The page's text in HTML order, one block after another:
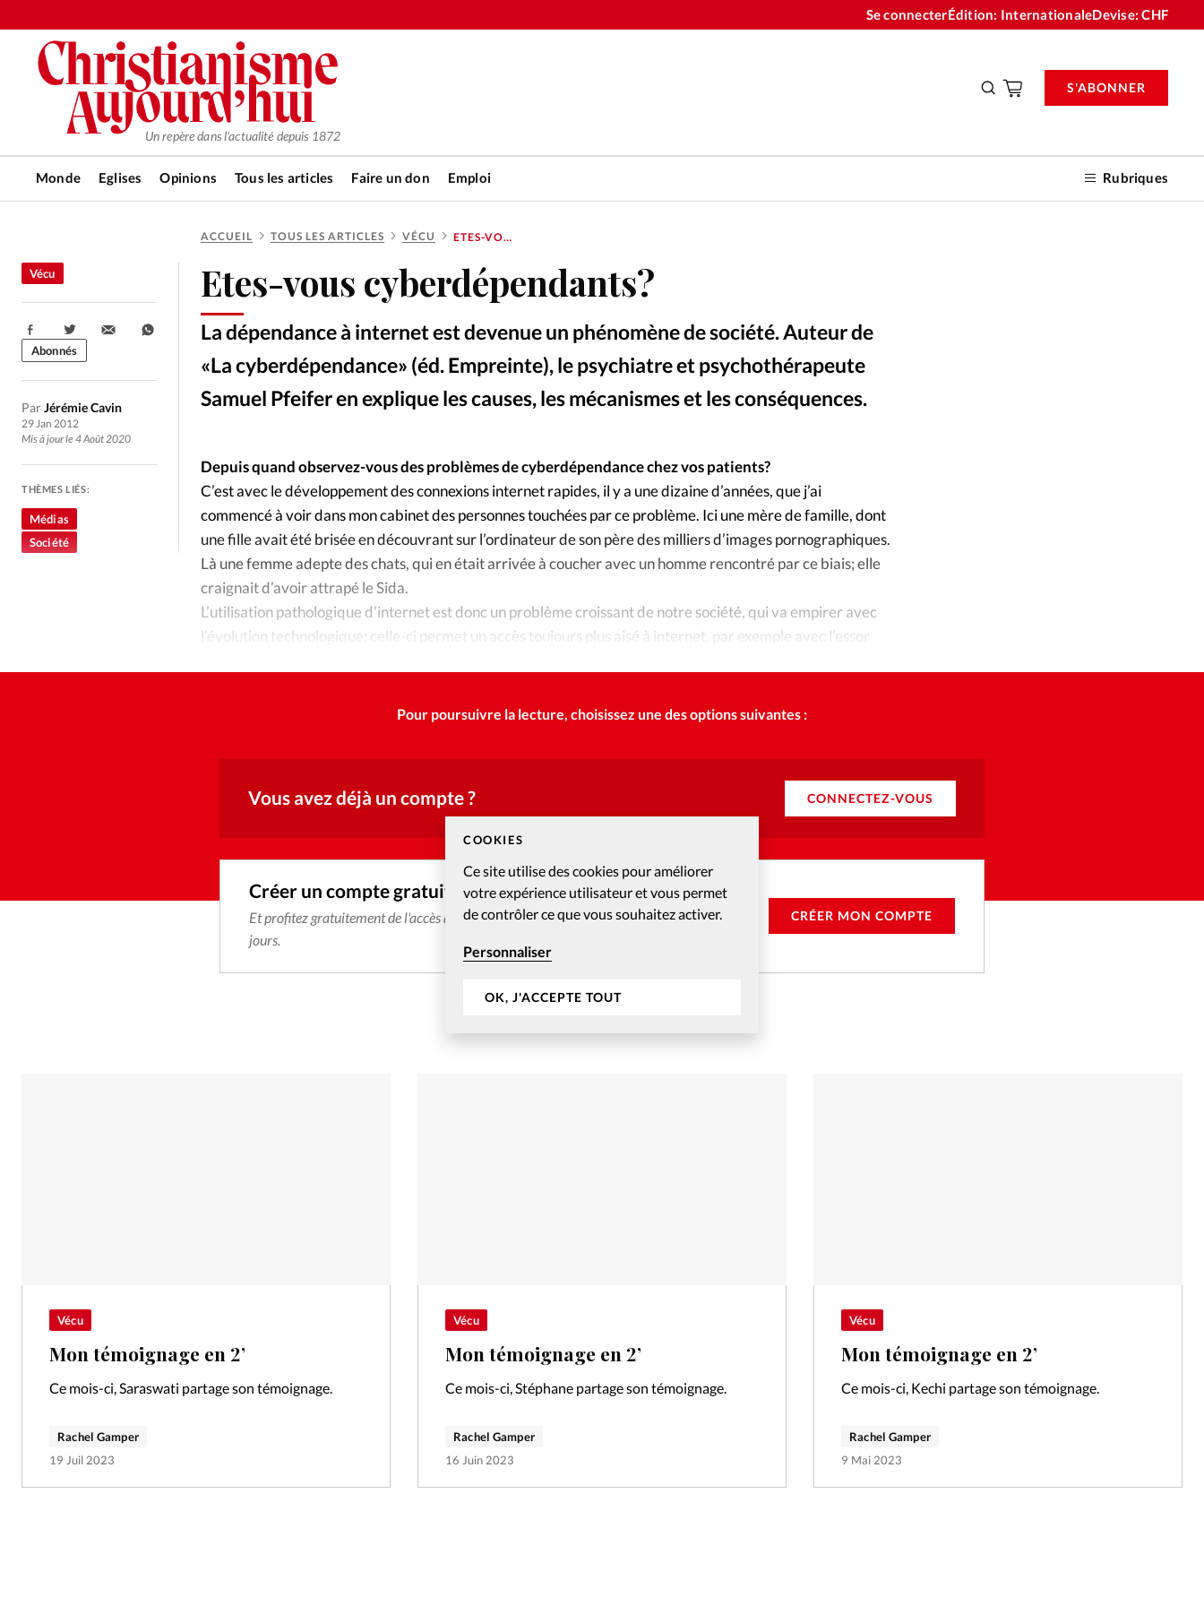
COOKIES
Ce site utilise des cookies pour améliorer
votre expérience utilisateur et vous permet
de contrôler ce que vous souhaitez activer.
Personnaliser
OK, J'ACCEPTE TOUT
Se connecterÉdition: InternationaleDevise:CHF
Un repère dans l'actualité depuis 1872
Monde Eglises Opinions Tous les articles Faire un don Emploi Rubriques
S'ABONNER
RUBRIQUES
Tous les articles
Actualité chrétienne
Actualité internationale
Chronique
Culture
Dossier Eglises
Foi
Génération réveil
Monde
Opinions
Publireportage
Relations Aujourd'hui
Tour du monde des Eglises
Vécu Vie Intérieure
Faire un don
La boutique
La rédaction
Mon compte
Changemement d'adresse
ACCUEIL TOUS LES ARTICLES VÉCU ETES-VOUS CYBERDÉPENDANTS?
Etes-vous cyberdépendants?
La dépendance à internet est devenue un phénomène de société. Auteur de
«La cyberdépendance» (éd. Empreinte), le psychiatre et psychothérapeute
Samuel Pfeifer en explique les causes, les mécanismes et les conséquences.
Vécu
ParJérémie Cavin
29 Jan 2012
Mis à jour le 4 Août 2020
Partager:
Abonnés
THÈMES LIÉS:
Médias
Société
Depuis quand observez-vous des problèmes de cyberdépendance chez vos patients?
C’est avec le développement des connexions internet rapides, il y a une dizaine d’années, que j’ai
commencé à voir dans mon cabinet des personnes touchées par ce problème. Ici une mère de famille, dont
une fille avait été brisée en découvrant sur l’ordinateur de son père des milliers d’images pornographiques.
Là une femme adepte des chats, qui en était arrivée à coucher avec un homme rencontré par ce biais; elle
craignait d’avoir attrapé le Sida.
L’utilisation pathologique d’internet est donc un problème croissant de notre société, qui va empirer avec
l’évolution technologique: celle-ci permet un accès toujours plus aisé à internet, par exemple avec l’essor
Pour poursuivre la lecture, choisissez une des options suivantes :
Vous avez déjà un compte ? CONNECTEZ-VOUS
Créer un compte gratuitement
Et profitez gratuitement de l'accès aux articles web réservés aux abonnés pendant 14
jours.
CRÉER MON COMPTE
Vécu
Mon témoignage en 2’
Ce mois-ci, Saraswati partage son témoignage.
Rachel Gamper
19 Juil 2023
Vécu
Mon témoignage en 2’
Ce mois-ci, Stéphane partage son témoignage.
Rachel Gamper
16 Juin 2023
Vécu
Mon témoignage en 2’
Ce mois-ci, Kechi partage son témoignage.
Rachel Gamper
9 Mai 2023